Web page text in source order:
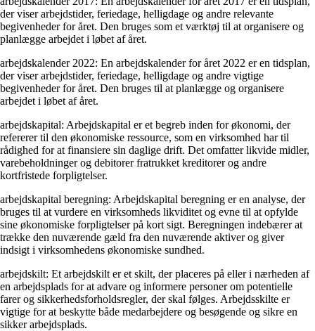
der viser arbejdstider, feriedage, helligdage og andre relevante
begivenheder for året. Den bruges som et værktøj til at organisere og
planlægge arbejdet i løbet af året.
arbejdskalender 2022: En arbejdskalender for året 2022 er en tidsplan,
der viser arbejdstider, feriedage, helligdage og andre vigtige
begivenheder for året. Den bruges til at planlægge og organisere
arbejdet i løbet af året.
arbejdskapital: Arbejdskapital er et begreb inden for økonomi, der
refererer til den økonomiske ressource, som en virksomhed har til
rådighed for at finansiere sin daglige drift. Det omfatter likvide midler,
varebeholdninger og debitorer fratrukket kreditorer og andre
kortfristede forpligtelser.
arbejdskapital beregning: Arbejdskapital beregning er en analyse, der
bruges til at vurdere en virksomheds likviditet og evne til at opfylde
sine økonomiske forpligtelser på kort sigt. Beregningen indebærer at
trække den nuværende gæld fra den nuværende aktiver og giver
indsigt i virksomhedens økonomiske sundhed.
arbejdskilt: Et arbejdskilt er et skilt, der placeres på eller i nærheden af
en arbejdsplads for at advare og informere personer om potentielle
farer og sikkerhedsforholdsregler, der skal følges. Arbejdsskilte er
vigtige for at beskytte både medarbejdere og besøgende og sikre en
sikker arbejdsplads.